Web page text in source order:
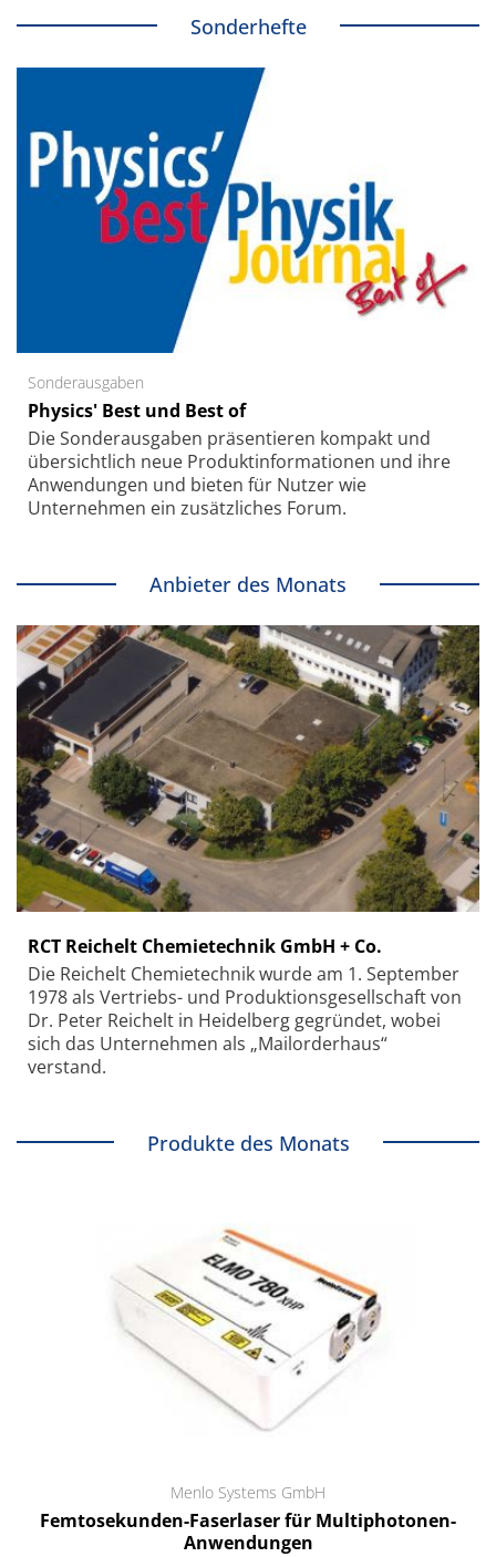
Sonderhefte
Sonderausgaben
Physics' Best und Best of
Die Sonder­ausgaben präsentieren kompakt und
übersichtlich neue Produkt­informationen und ihre
Anwendungen und bieten für Nutzer wie
Unternehmen ein zusätzliches Forum.
Anbieter des Monats
RCT Reichelt Chemietechnik GmbH + Co.
Die Reichelt Chemietechnik wurde am 1. September
1978 als Vertriebs- und Produktionsgesellschaft von
Dr. Peter Reichelt in Heidelberg gegründet, wobei
sich das Unternehmen als „Mailorderhaus“
verstand.
Produkte des Monats
Menlo Systems GmbH
Femtosekunden-Faserlaser für Multiphotonen-
Anwendungen